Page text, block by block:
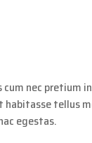
nec pretium
tellus
egestas.